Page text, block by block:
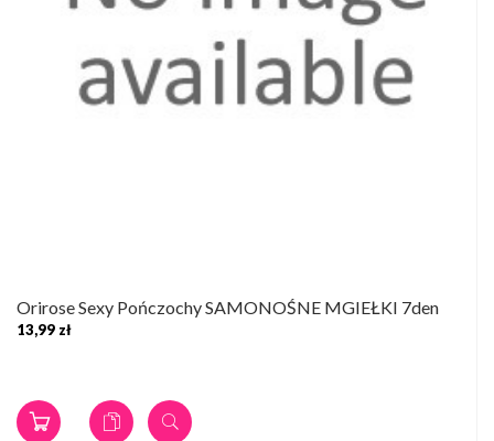
Orirose Sexy Pończochy SAMONOŚNE MGIEŁKI 7den
13,99 zł